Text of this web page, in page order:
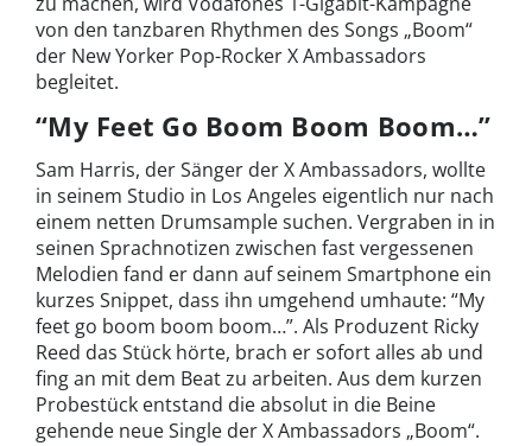
von den tanzbaren Rhythmen des Songs „Boom“
der New Yorker Pop-Rocker X Ambassadors
begleitet.
“My Feet Go Boom Boom Boom…”
Sam Harris, der Sänger der X Ambassadors, wollte
in seinem Studio in Los Angeles eigentlich nur nach
einem netten Drumsample suchen. Vergraben in in
seinen Sprachnotizen zwischen fast vergessenen
Melodien fand er dann auf seinem Smartphone ein
kurzes Snippet, dass ihn umgehend umhaute: “My
feet go boom boom boom…”. Als Produzent Ricky
Reed das Stück hörte, brach er sofort alles ab und
fing an mit dem Beat zu arbeiten. Aus dem kurzen
Probestück entstand die absolut in die Beine
gehende neue Single der X Ambassadors „Boom“.